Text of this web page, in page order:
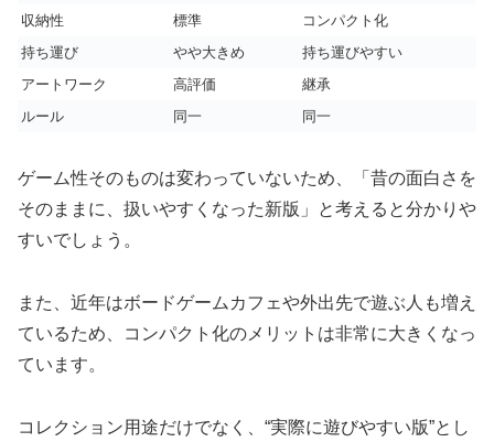
収納性
標準
コンパクト化
持ち運び
やや大きめ
持ち運びやすい
アートワーク
高評価
継承
ルール
同一 同一
ゲーム性そのものは変わっていないため、「昔の面白さを
そのままに、扱いやすくなった新版」と考えると分かりや
すいでしょう。
また、近年はボードゲームカフェや外出先で遊ぶ人も増え
ているため、コンパクト化のメリットは非常に大きくなっ
ています。
コレクション用途だけでなく、“実際に遊びやすい版”とし